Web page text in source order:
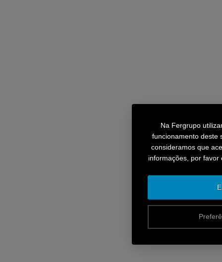
Na Fergrupo
funcionamento deste
consideramos que
informações, por